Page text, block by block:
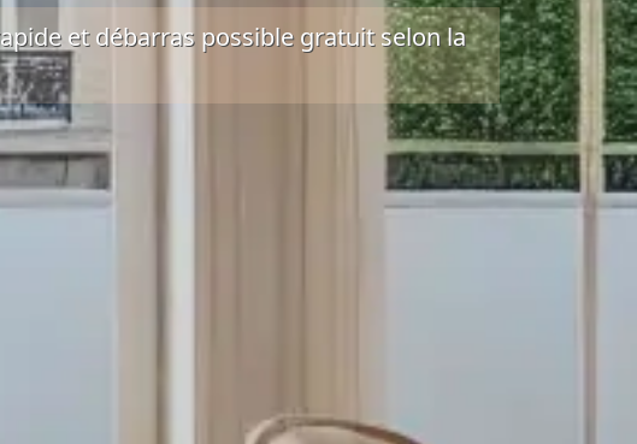
etdébarras possible gratuitselon la